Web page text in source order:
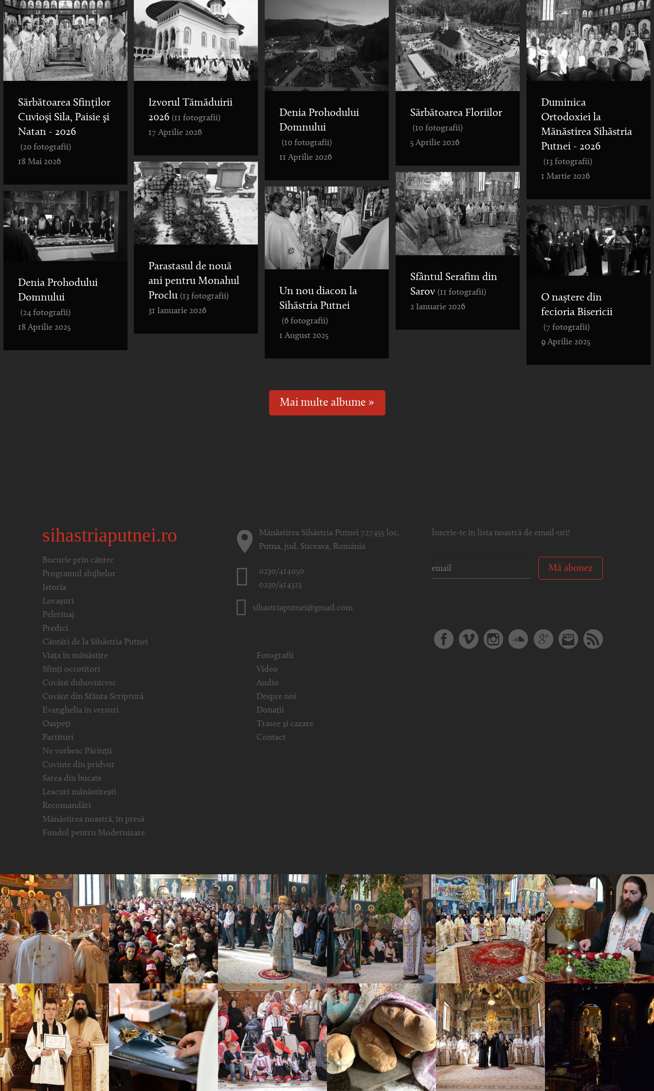
Sărbătoarea Sfinților
Cuvioşi Sila, Paisie şi
Natan - 2026
(20 fotografii)
18 Mai 2026
Izvorul Tămăduirii
2026 (11 fotografii)
17 Aprilie 2026
Denia Prohodului
Domnului
(10 fotografii)
11 Aprilie 2026
Sărbătoarea Floriilor
(10 fotografii)
5 Aprilie 2026
Duminica
Ortodoxiei la
Mănăstirea Sihăstria
Putnei - 2026
(13 fotografii)
1 Martie 2026
Parastasul de nouă
ani pentru Monahul
Proclu (13 fotografii)
31 Ianuarie 2026
Sfântul Serafim din
Sarov (11 fotografii)
2 Ianuarie 2026
Un nou diacon la
Sihăstria Putnei
(6 fotografii)
1 August 2025
Denia Prohodului
Domnului
(24 fotografii)
18 Aprilie 2025
O naștere din
fecioria Bisericii
(7 fotografii)
9 Aprilie 2025
Mai multe albume »
sihastriaputnei.ro
Bucurie prin cântec
Programul slujbelor
Istoria
Locașuri
Pelerinaj
Predici
Cântări de la Sihăstria Putnei
Viața în mănăstire
Sfinți ocrotitori
Cuvânt duhovnicesc
Cuvânt din Sfânta Scriptură
Evanghelia in versuri
Oaspeți
Partituri
Ne vorbesc Părinții
Cuvinte din pridvor
Sarea din bucate
Leacuri mănăstirești
Recomandări
Mănăstirea noastră, în presă
Fondul pentru Modernizare
Mănăstirea Sihăstria Putnei 727455 loc.
Putna, jud. Suceava, România
0230/414050
0230/414323
sihastriaputnei@gmail.com
Fotografii
Video
Audio
Despre noi
Donații
Trasee și cazare
Contact
Înscrie-te în lista noastră de email-uri!
Mă abonez